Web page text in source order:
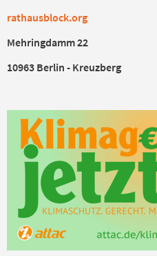
rathausblock.org
Mehringdamm 22
10963 Berlin - Kreuzberg